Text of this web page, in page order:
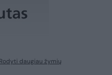
Rodyti daugiau žymių